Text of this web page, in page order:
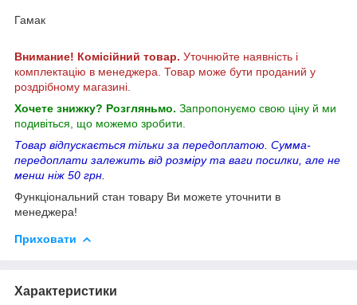
Гамак
Внимание! Комісійний товар. Уточнюйте наявність і
комплектацію в менеджера. Товар може бути проданий у
роздрібному магазині.
Хочете знижку? Розгляньмо. Запропонуємо свою ціну й ми
подивіться, що можемо зробити.
Товар відпускається тільки за передоплатою. Сумма-
передоплати залежить від розміру та ваги посилки, але не
менш ніж 50 грн.
Функціональний стан товару Ви можете уточнити в
менеджера!
Приховати
Характеристики